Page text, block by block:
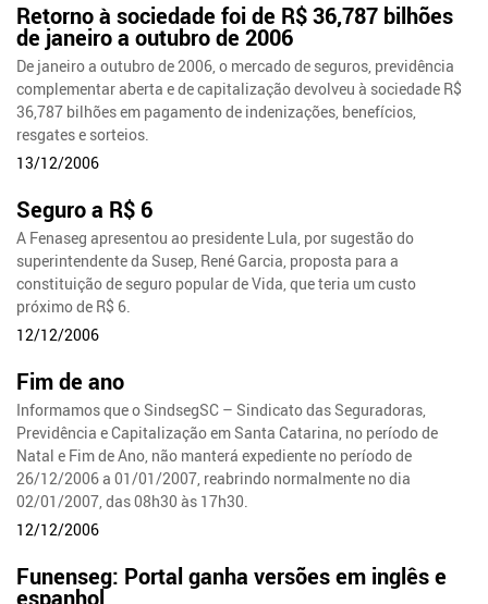
Retorno à sociedade foi de R$ 36,787 bilhões
de janeiro a outubro de 2006
De janeiro a outubro de 2006, o mercado de seguros, previdência
complementar aberta e de capitalização devolveu à sociedade R$
36,787 bilhões em pagamento de indenizações, benefícios,
resgates e sorteios.
13/12/2006
Seguro a R$ 6
A Fenaseg apresentou ao presidente Lula, por sugestão do
superintendente da Susep, René Garcia, proposta para a
constituição de seguro popular de Vida, que teria um custo
próximo de R$ 6.
12/12/2006
Fim de ano
Informamos que o SindsegSC – Sindicato das Seguradoras,
Previdência e Capitalização em Santa Catarina, no período de
Natal e Fim de Ano, não manterá expediente no período de
26/12/2006 a 01/01/2007, reabrindo normalmente no dia
02/01/2007, das 08h30 às 17h30.
12/12/2006
Funenseg: Portal ganha versões em inglês e
espanhol